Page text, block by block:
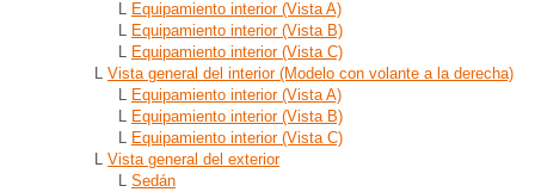
L Equipamiento interior (Vista A)
L Equipamiento interior (Vista B)
L Equipamiento interior (Vista C)
L Vista general del interior (Modelo con volante a la derecha)
L Equipamiento interior (Vista A)
L Equipamiento interior (Vista B)
L Equipamiento interior (Vista C)
L Vista general del exterior
L Sedán